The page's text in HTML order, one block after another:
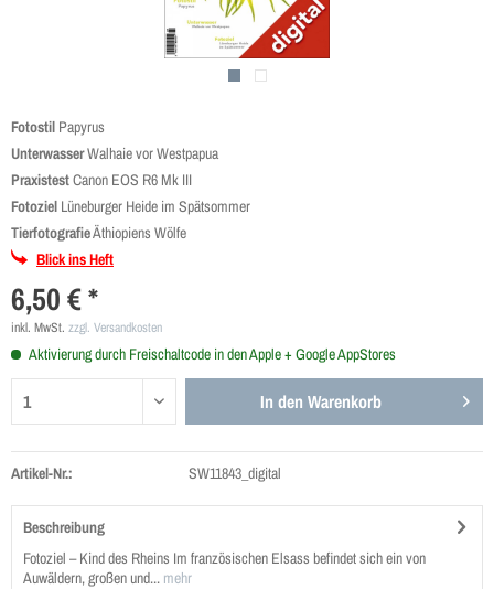
Fotostil Papyrus
UnterwasserWalhaie vor Westpapua
PraxistestCanon EOS R6 Mk III
Fotoziel Lüneburger Heide im Spätsommer
TierfotografieÄthiopiens Wölfe
Blick ins Heft
6,50 € *
inkl. MwSt. zzgl. Versandkosten
Aktivierung durch Freischaltcode in den Apple + Google AppStores
In den Warenkorb
Artikel-Nr.: SW11843_digital
Beschreibung
Fotoziel – Kind des Rheins Im französischen Elsass befindet sich ein von
Auwäldern, großen und... mehr